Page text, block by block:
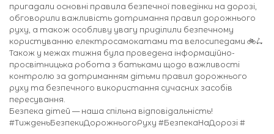
пригадали основні правила безпечної поведінки на дорозі,
обговорили важливість дотримання правил дорожнього
руху, а також особливу увагу приділили безпечному
користуванню електросамокатами та велосипедами 🚲🛴
Також у межах тижня була проведена інформаційно-
просвітницька робота з батьками щодо важливості
контролю за дотриманням дітьми правил дорожнього
руху та безпечного використання сучасних засобів
пересування.
Безпека дітей — наша спільна відповідальність!
#ТижденьБезпекиДорожньогоРуху #БезпекаНаДорозі #